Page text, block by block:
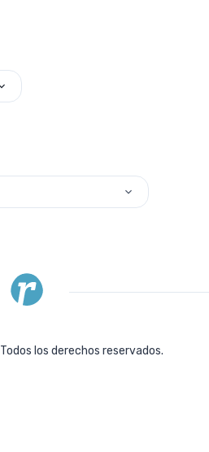
Todos los derechos reservados.